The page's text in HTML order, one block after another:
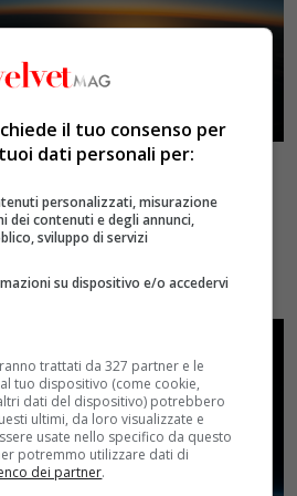
spaziali che promettono il
dollari l’ora)
2026
il tuo consenso per
dati personali per:
personalizzati, misurazione
dei contenuti e degli annunci,
sviluppo di servizi
su dispositivo e/o accedervi
trattati da 327 partner e le
tuo dispositivo (come cookie,
dati del dispositivo) potrebbero
ultimi, da loro visualizzate e
usate nello specifico da questo
potremmo utilizzare dati di
dei partner.